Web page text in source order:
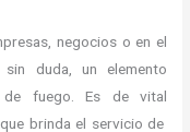
negocios o en el
duda, un elemento
de fuego. Es de vital
brinda el servicio de